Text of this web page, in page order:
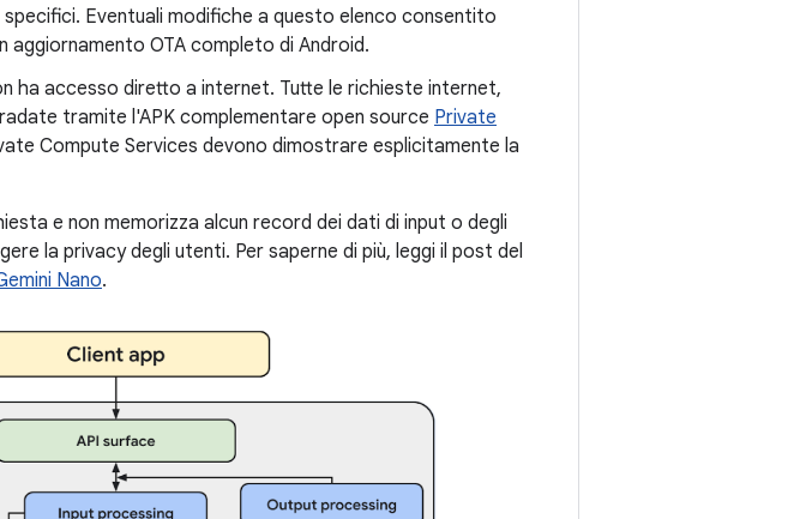
Eventuali modifiche a questo elenco consentito
OTA completo di Android.
ha accesso diretto a internet. Tutte le richieste internet,
tramite l'APK complementare open source Private
Compute Services devono dimostrare esplicitamente la
e non memorizza alcun record dei dati di input o degli
la privacy degli utenti. Per saperne di più, leggi il post del
Nano.